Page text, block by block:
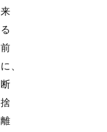
来
る
前
に、
断
捨
離